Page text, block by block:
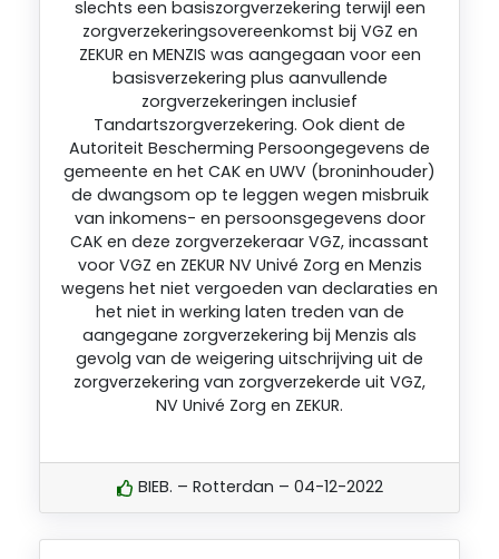
slechts een basiszorgverzekering terwijl een
zorgverzekeringsovereenkomst bij VGZ en
ZEKUR en MENZIS was aangegaan voor een
basisverzekering plus aanvullende
zorgverzekeringen inclusief
Tandartszorgverzekering. Ook dient de
Autoriteit Bescherming Persoongegevens de
gemeente en het CAK en UWV (broninhouder)
de dwangsom op te leggen wegen misbruik
van inkomens- en persoonsgegevens door
CAK en deze zorgverzekeraar VGZ, incassant
voor VGZ en ZEKUR NV Univé Zorg en Menzis
wegens het niet vergoeden van declaraties en
het niet in werking laten treden van de
aangegane zorgverzekering bij Menzis als
gevolg van de weigering uitschrijving uit de
zorgverzekering van zorgverzekerde uit VGZ,
NV Univé Zorg en ZEKUR.
BIEB. – Rotterdan – 04-12-2022